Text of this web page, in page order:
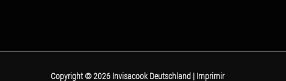
Copyright ©2026 Invisacook Deutschland | Imprimir